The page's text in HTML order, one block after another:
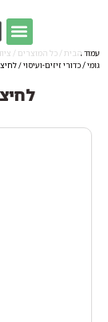
עמוד הבית / כל המוצרים /
גומי/כדורי זיזים-ועיסוי/